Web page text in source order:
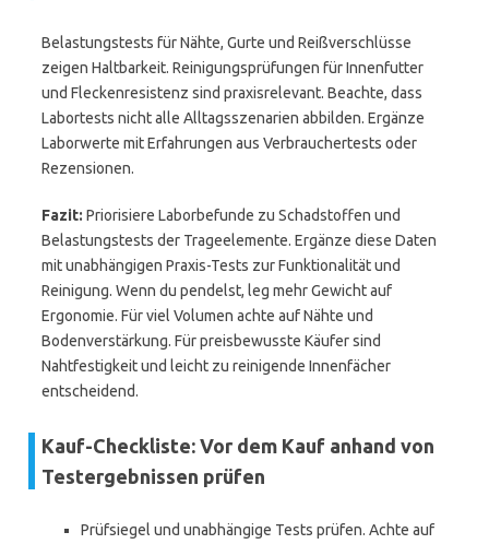
Belastungstests für Nähte, Gurte und Reißverschlüsse
zeigen Haltbarkeit. Reinigungsprüfungen für Innenfutter
und Fleckenresistenz sind praxisrelevant. Beachte, dass
Labortests nicht alle Alltagsszenarien abbilden. Ergänze
Laborwerte mit Erfahrungen aus Verbrauchertests oder
Rezensionen.
Fazit: Priorisiere Laborbefunde zu Schadstoffen und
Belastungstests der Trageelemente. Ergänze diese Daten
mit unabhängigen Praxis-Tests zur Funktionalität und
Reinigung. Wenn du pendelst, leg mehr Gewicht auf
Ergonomie. Für viel Volumen achte auf Nähte und
Bodenverstärkung. Für preisbewusste Käufer sind
Nahtfestigkeit und leicht zu reinigende Innenfächer
entscheidend.
Kauf-Checkliste: Vor dem Kauf anhand von
Testergebnissen prüfen
Prüfsiegel und unabhängige Tests prüfen. Achte auf